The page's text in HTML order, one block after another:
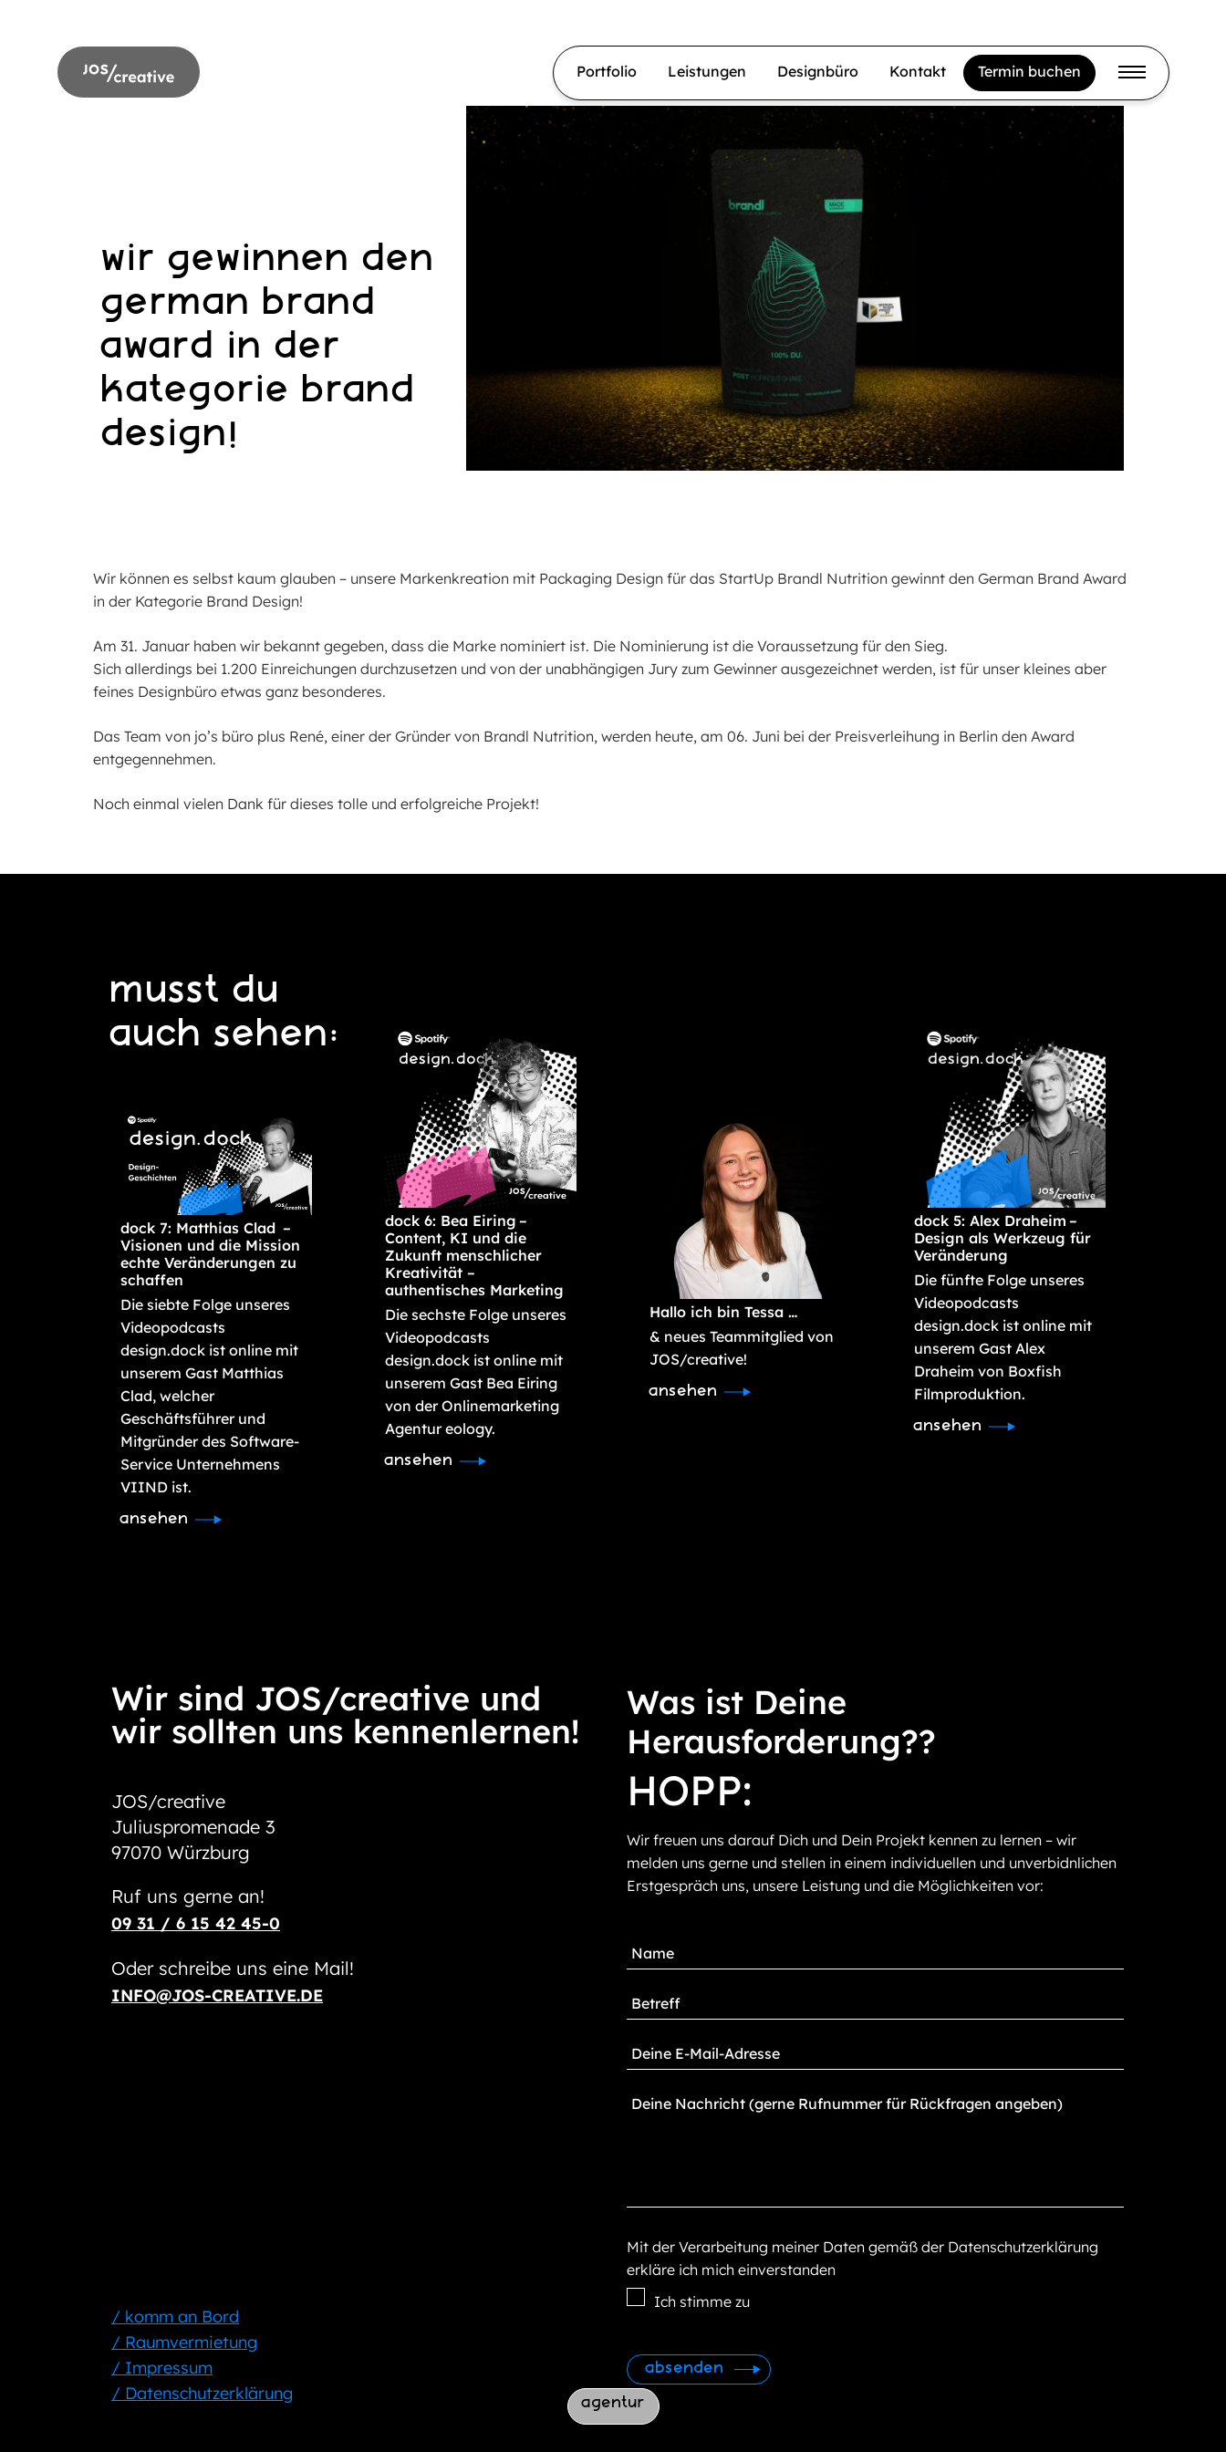
agentur
Portfolio Leistungen Designbüro Kontakt Termin buchen
wir gewinnen den
german brand
award in der
kategorie brand
design!
Wir können es selbst kaum glauben – unsere Markenkreation mit Packaging Design für das StartUp Brandl Nutrition gewinnt den German Brand Award
in der Kategorie Brand Design!
Am 31. Januar haben wir bekannt gegeben, dass die Marke nominiert ist. Die Nominierung ist die Voraussetzung für den Sieg.
Sich allerdings bei 1.200 Einreichungen durchzusetzen und von der unabhängigen Jury zum Gewinner ausgezeichnet werden, ist für unser kleines aber
feines Designbüro etwas ganz besonderes.
Das Team von jo’s büro plus René, einer der Gründer von Brandl Nutrition, werden heute, am 06. Juni bei der Preisverleihung in Berlin den Award
entgegennehmen.
Noch einmal vielen Dank für dieses tolle und erfolgreiche Projekt!
musst du
auch sehen:
dock 7: Matthias Clad –
Visionen und die Mission
echte Veränderungen zu
schaffen
Die siebte Folge unseres
Videopodcasts
design.dock ist online mit
unserem Gast Matthias
Clad, welcher
Geschäftsführer und
Mitgründer des Software-
Service Unternehmens
VIIND ist.
ansehen
dock 6: Bea Eiring –
Content, KI und die
Zukunft menschlicher
Kreativität –
authentisches Marketing
Die sechste Folge unseres
Videopodcasts
design.dock ist online mit
unserem Gast Bea Eiring
von der Onlinemarketing
Agentur eology.
ansehen
Hallo ich bin Tessa …
& neues Teammitglied von
JOS/creative!
ansehen
dock 5: Alex Draheim –
Design als Werkzeug für
Veränderung
Die fünfte Folge unseres
Videopodcasts
design.dock ist online mit
unserem Gast Alex
Draheim von Boxfish
Filmproduktion.
ansehen
Wir sind JOS/creative und
wir sollten uns kennenlernen!
JOS/creative
Juliuspromenade 3
97070 Würzburg
Ruf uns gerne an!
09 31 / 6 15 42 45-0
Oder schreibe uns eine Mail!
INFO@JOS-CREATIVE.DE
/ komm an Bord
/ Raumvermietung
/ Impressum
/ Datenschutzerklärung
Was ist Deine
Herausforderung??
HOPP:
Wir freuen uns darauf Dich und Dein Projekt kennen zu lernen – wir
melden uns gerne und stellen in einem individuellen und unverbidnlichen
Erstgespräch uns, unsere Leistung und die Möglichkeiten vor:
Mit der Verarbeitung meiner Daten gemäß der Datenschutzerklärung
erkläre ich mich einverstanden
Ich stimme zu